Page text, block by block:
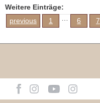
Weitere Einträge:
previous
1 6 7